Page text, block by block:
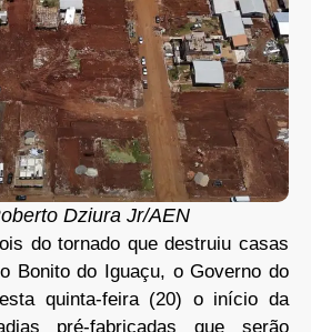
Dziura Jr/AEN
do tornado que destruiu casas
Bonito do Iguaçu, o Governo do
quinta-feira (20) o início da
pré-fabricadas que serão